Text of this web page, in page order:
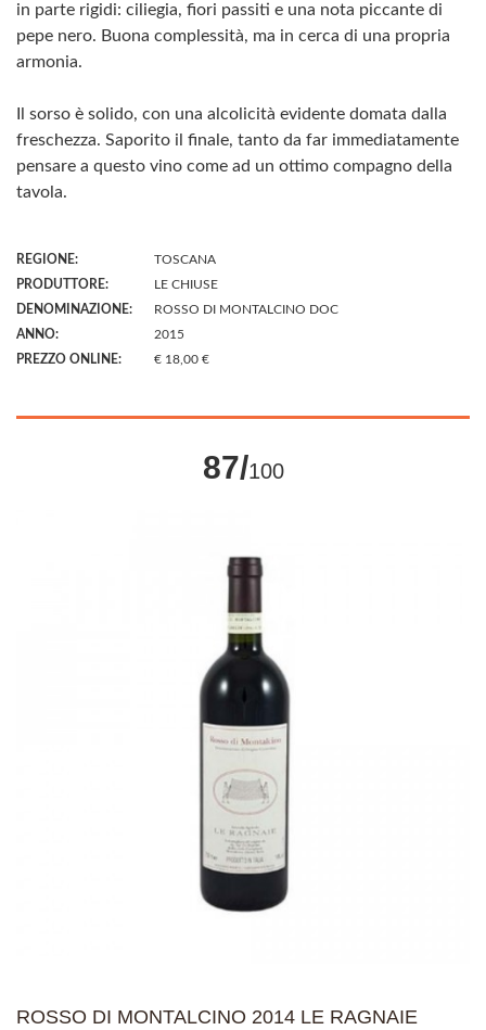
in parte rigidi: ciliegia, fiori passiti e una nota piccante di
pepe nero. Buona complessità, ma in cerca di una propria
armonia.
Il sorso è solido, con una alcolicità evidente domata dalla
freschezza. Saporito il finale, tanto da far immediatamente
pensare a questo vino come ad un ottimo compagno della
tavola.
REGIONE:
TOSCANA
PRODUTTORE:
LE CHIUSE
DENOMINAZIONE:
ROSSO DI MONTALCINO DOC
ANNO:
2015
PREZZO ONLINE:
€ 18,00 €
87/100
ROSSO DI MONTALCINO 2014 LE RAGNAIE